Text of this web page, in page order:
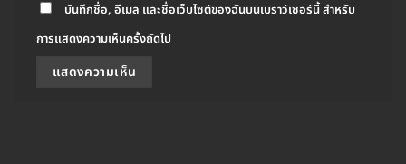
บันทึกชื่อ, อีเมล และชื่อเว็บไซต์ของฉันบนเบราว์เซอร์นี้ สำหรับ
การแสดงความเห็นครั้งถัดไป